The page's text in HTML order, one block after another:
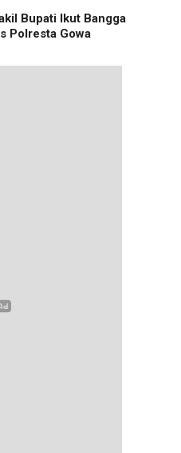
Bupati Ikut Bangga
Polresta Gowa